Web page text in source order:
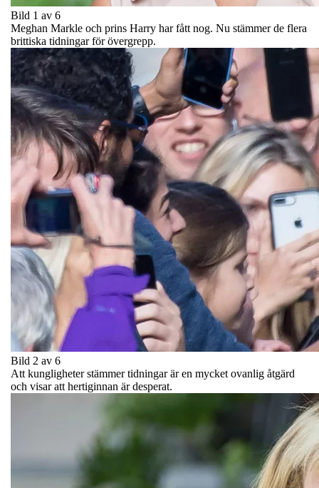
Bild 1 av 6
Meghan Markle och prins Harry har fått nog. Nu stämmer de flera
brittiska tidningar för övergrepp.
Bild 2 av 6
Att kungligheter stämmer tidningar är en mycket ovanlig åtgärd
och visar att hertiginnan är desperat.